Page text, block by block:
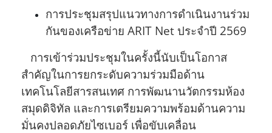
การประชุมสรุปแนวทางการดำเนินงานร่วม
กันของเครือข่าย ARIT Net ประจำปี 2569
การเข้าร่วมประชุมในครั้งนี้นับเป็นโอกาส
สำคัญในการยกระดับความร่วมมือด้าน
เทคโนโลยีสารสนเทศ การพัฒนานวัตกรรมห้อง
สมุดดิจิทัล และการเตรียมความพร้อมด้านความ
มั่นคงปลอดภัยไซเบอร์ เพื่อขับเคลื่อน